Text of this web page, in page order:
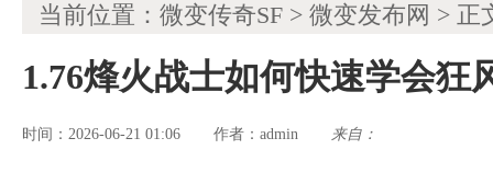
当前位置： 微变传奇SF > 微变发布网 > 正
1.76烽火战士如何快速学会狂
时间：2026-06-21 01:06 作者： admin 来自：